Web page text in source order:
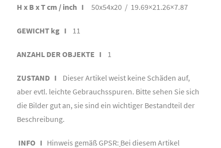
H x B x T cm / inch I 50x54x20 / 19.69×21.26×7.87
GEWICHT kg I 11
ANZAHL DER OBJEKTE I 1
ZUSTAND I Dieser Artikel weist keine Schäden auf,
aber evtl. leichte Gebrauchsspuren. Bitte sehen Sie sich
die Bilder gut an, sie sind ein wichtiger Bestandteil der
Beschreibung.
INFO I Hinweis gemäß GPSR: Bei diesem Artikel